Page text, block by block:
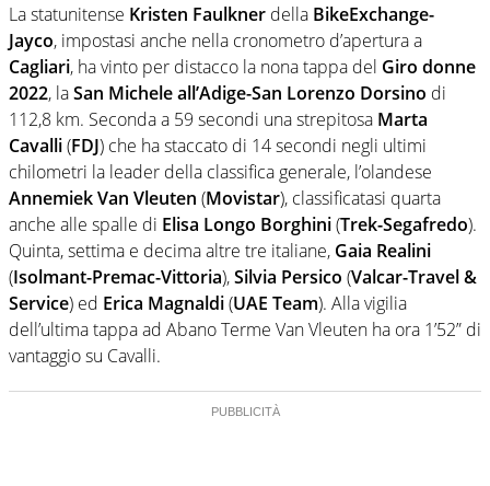
La statunitense Kristen Faulkner della BikeExchange-
Jayco, impostasi anche nella cronometro d’apertura a
Cagliari, ha vinto per distacco la nona tappa del Giro donne
2022, laSan Michele all’Adige-San Lorenzo Dorsino di
112,8 km. Seconda a 59 secondi una strepitosa Marta
Cavalli(FDJ) che ha staccato di 14 secondi negli ultimi
chilometri la leader della classifica generale, l’olandese
Annemiek Van Vleuten (Movistar), classificatasi quarta
anche alle spalle di Elisa Longo Borghini(Trek-Segafredo).
Quinta, settima e decima altre tre italiane, Gaia Realini
(Isolmant-Premac-Vittoria),Silvia Persico (Valcar-Travel &
Service) ed Erica Magnaldi(UAE Team). Alla vigilia
dell’ultima tappa ad Abano Terme Van Vleuten ha ora 1’52” di
vantaggio su Cavalli.